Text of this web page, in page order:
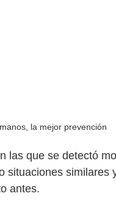
la mejor prevención
las que se detectó
situaciones
antes.